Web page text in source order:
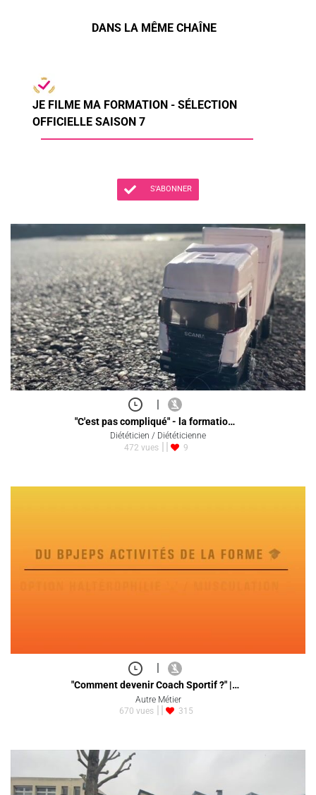
DANS LA MÊME CHAÎNE
JE FILME MA FORMATION - SÉLECTION
OFFICIELLE SAISON 7
S'ABONNER
|
"C'est pas compliqué" - la formatio…
Diététicien / Diététicienne
472 vues
9
|
"Comment devenir Coach Sportif ?" |…
Autre Métier
670 vues
315